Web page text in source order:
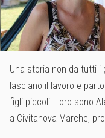
Una storia non da tutti i
lasciano il lavoro e
figli piccoli. Loro sono
a Civitanova Marche,